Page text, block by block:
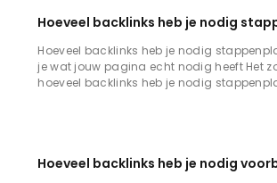
Hoeveel backlinks heb je nodig
Hoeveel backlinks heb je nodig
je wat jouw pagina echt nodig heeft Het
hoeveel backlinks heb je nodig
Hoeveel backlinks heb je nodig